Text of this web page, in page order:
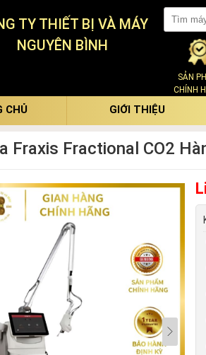
TY THIẾT BỊ VÀ MÁY
NGUYÊN BÌNH
SẢN
CHÍNH
CHỦ GIỚI THIỆU
Fraxis Fractional CO2